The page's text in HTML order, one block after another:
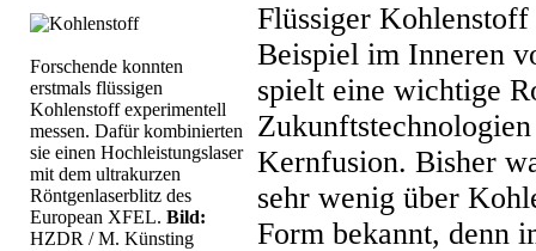
Forschende konnten
erstmals flüssigen
Kohlenstoff experimentell
messen. Dafür kombinierten
sie einen Hochleistungslaser
mit dem ultrakurzen
Röntgenlaserblitz des
European XFEL. Bild:
HZDR / M. Künsting
Flüssiger
Beispiel im Inneren
spielt eine wichtige
Kernfusion. Bisher
sehr wenig über
Form bekannt, denn